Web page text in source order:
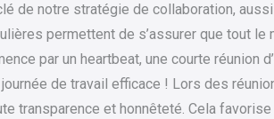
de notre stratégie de collaboration, aussi
permettent de s’assurer que tout
par un heartbeat, une courte réunion
de travail efficace ! Lors des
transparence et honnêteté. Cela